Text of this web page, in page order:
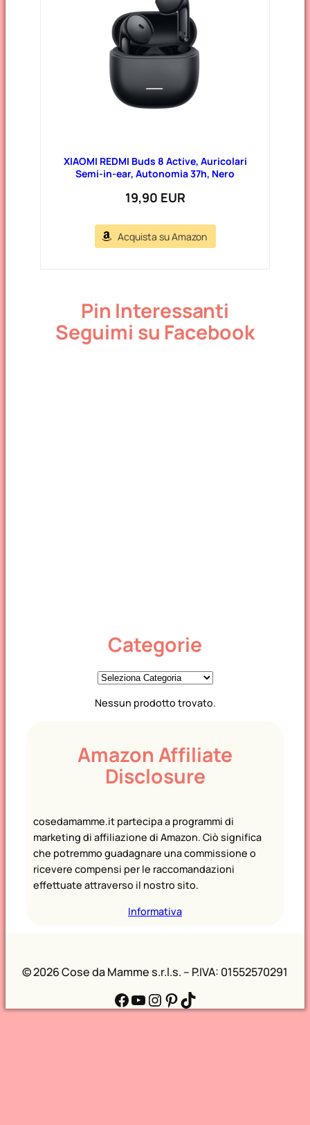
XIAOMI REDMI Buds 8 Active, Auricolari
Semi-in-ear, Autonomia 37h, Nero
19,90 EUR
Acquista su Amazon
Pin Interessanti
Seguimi su Facebook
Categorie
C
t
o
Nessun prodotto trovato.
Amazon Affiliate
Disclosure
cosedamamme.it partecipa a programmi di
marketing di affiliazione di Amazon. Ciò significa
che potremmo guadagnare una commissione o
ricevere compensi per le raccomandazioni
effettuate attraverso il nostro sito.
Informativa
©2026 Cose da Mamme s.r.l.s. – P.IVA: 01552570291
Facebook YouTube Instagram Pinterest TikTok